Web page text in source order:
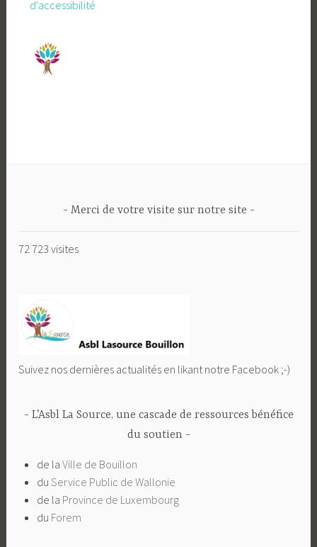
d'accessibilité
Merci de votre visite sur notre site
72 723 visites
Suivez nos dernières actualités en likant notre Facebook ;-)
L’Asbl La Source, une cascade de ressources bénéfice
du soutien
de la Ville de Bouillon
du Service Public de Wallonie
de la Province de Luxembourg
du Forem